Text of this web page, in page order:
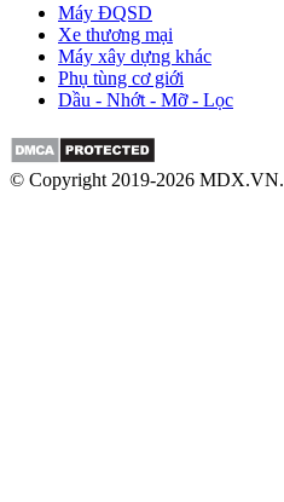
Máy ĐQSD
Xe thương mại
Máy xây dựng khác
Phụ tùng cơ giới
Dầu - Nhớt - Mỡ - Lọc
© Copyright 2019-2026 MDX.VN.